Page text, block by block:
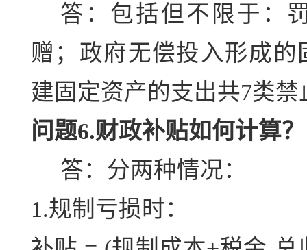
答：包括但不限于：
赠；政府无偿投入形成
建固定资产的支出共7类禁
问题6.财政补贴如何计算？
答：分两种情况：
1.规制亏损时：